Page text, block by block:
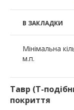
В ЗАКЛАДКИ
Мінімальна
м.п.
Тавр (Т-
покриття